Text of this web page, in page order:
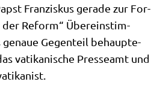
Fran­zis­kus gera­de zur For­
der Reform“ Über­ein­stim­
genaue Gegen­teil behaup­te­
vati­ka­ni­sche Pres­se­amt und